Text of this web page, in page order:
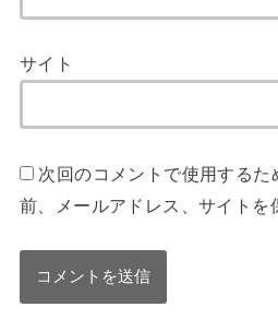
サイト
次回のコメントで使用するた
前、メールアドレス、サイトを